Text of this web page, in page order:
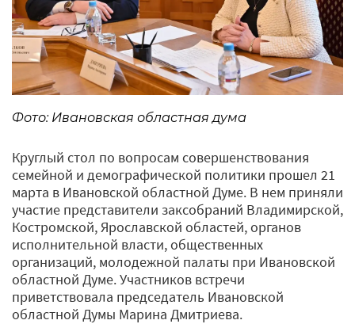
Фото: Ивановская областная дума
Круглый стол по вопросам совершенствования
семейной и демографической политики прошел 21
марта в Ивановской областной Думе. В нем приняли
участие представители заксобраний Владимирской,
Костромской, Ярославской областей, органов
исполнительной власти, общественных
организаций, молодежной палаты при Ивановской
областной Думе. Участников встречи
приветствовала председатель Ивановской
областной Думы Марина Дмитриева.